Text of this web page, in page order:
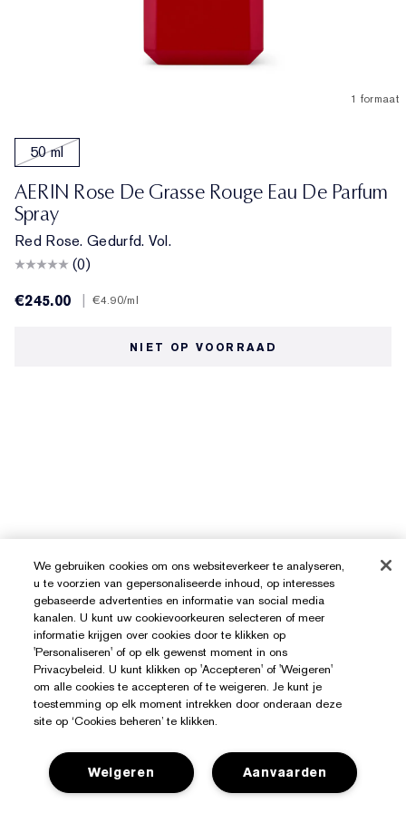
1 formaat
50 ml
AERIN Rose De Grasse Rouge Eau De Parfum
Spray
Red Rose. Gedurfd. Vol.
(0)
€245.00
€4.90/ml
NIET OP VOORRAAD
We gebruiken cookies om ons websiteverkeer te analyseren,
u te voorzien van gepersonaliseerde inhoud, op interesses
gebaseerde advertenties en informatie van social media
kanalen. U kunt uw cookievoorkeuren selecteren of meer
informatie krijgen over cookies door te klikken op
'Personaliseren' of op elk gewenst moment in ons
Privacybeleid. U kunt klikken op 'Accepteren' of 'Weigeren'
om alle cookies te accepteren of te weigeren. Je kunt je
toestemming op elk moment intrekken door onderaan deze
site op ‘Cookies beheren’ te klikken.
Aanvaarden
Weigeren